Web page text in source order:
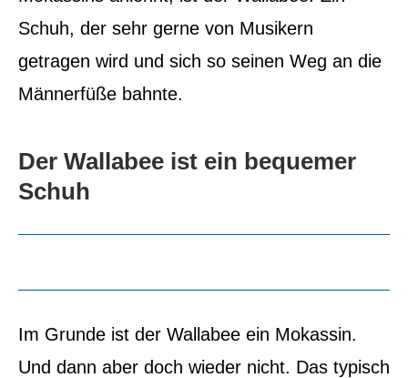
Schuh, der sehr gerne von Musikern
getragen wird und sich so seinen Weg an die
Männerfüße bahnte.
Der Wallabee ist ein bequemer
Schuh
Im Grunde ist der Wallabee ein Mokassin.
Und dann aber doch wieder nicht. Das typisch